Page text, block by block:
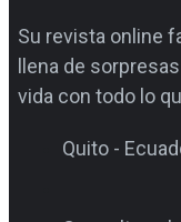
Su revista online
llena de
vida con todo lo
Quito -